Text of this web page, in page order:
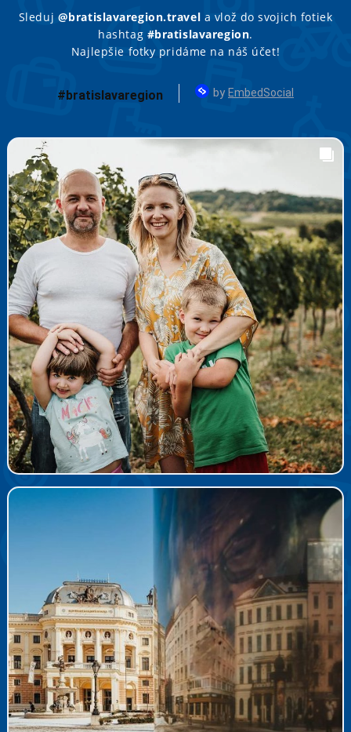
Sleduj @bratislavaregion.travel a vlož do svojich fotiek
hashtag #bratislavaregion.
Najlepšie fotky pridáme na náš účet!